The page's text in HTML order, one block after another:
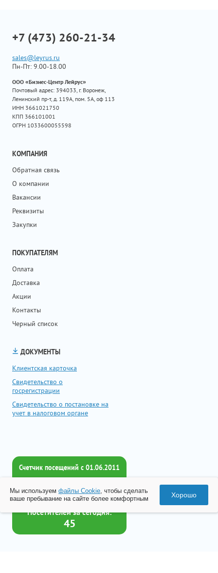
+7 (473) 260-21-34
sales@leyrus.ru
Пн-Пт: 9.00-18.00
ООО «Бизнес-Центр Лейрус»
Почтовый адрес: 394033, г. Воронеж,
Ленинский пр-т, д. 119А, пом. 5А, оф 113
ИНН 3661021750
КПП 366101001
ОГРН 1033600055598
КОМПАНИЯ
Обратная связь
О компании
Вакансии
Реквизиты
Закупки
ПОКУПАТЕЛЯМ
Оплата
Доставка
Акции
Контакты
Черный список
ДОКУМЕНТЫ
Клиентская карточка
Свидетельство о
госрегистрации
Свидетельство о постановке на
учет в налоговом органе
Счетчик посещений c 01.06.2011
Всего посетителей:
2017437
Посетителей за сегодня:
45
Мы используем файлы Cookie, чтобы сделать
ваше пребывание на сайте более комфортным
Хорошо